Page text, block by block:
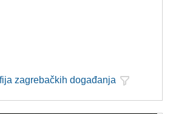
zagrebačkih događanja